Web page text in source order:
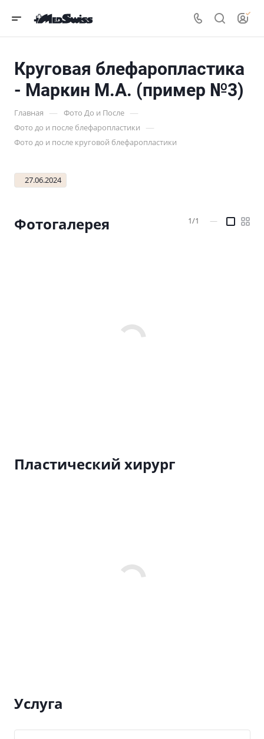
Круговая блефаропластика
- Маркин М.А. (пример №3)
Главная — Фото До и После —
Фото до и после блефаропластики —
Фото до и после круговой блефаропластики
27.06.2024
Фотогалерея 1/1 —
Пластический хирург
Услуга